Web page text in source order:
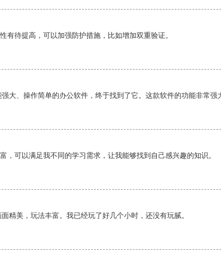
有待提高，可以加强防护措施，比如增加双重验证。
大、操作简单的办公软件，终于找到了它。这款软件的功能非常
，可以满足我不同的学习需求，让我能够找到自己感兴趣的知识。
精美，玩法丰富。我已经玩了好几个小时，还没有玩腻。